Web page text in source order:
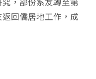
回僑居地工作，成